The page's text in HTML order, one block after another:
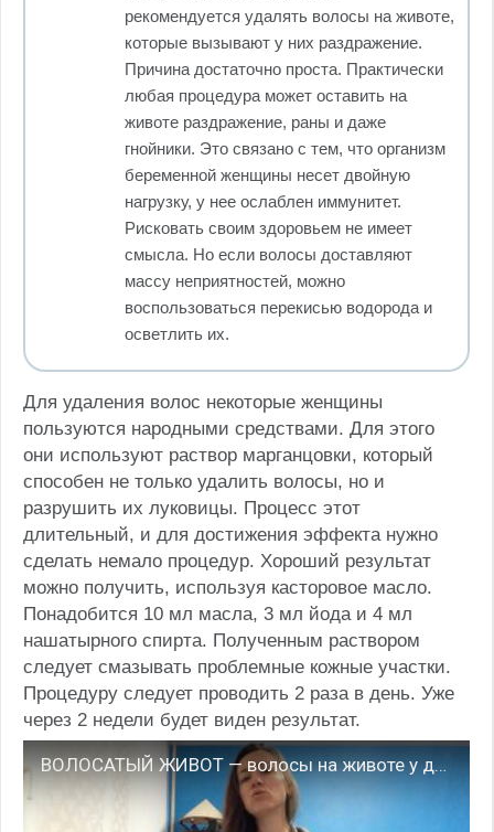
рекомендуется удалять волосы на животе,
которые вызывают у них раздражение.
Причина достаточно проста. Практически
любая процедура может оставить на
животе раздражение, раны и даже
гнойники. Это связано с тем, что организм
беременной женщины несет двойную
нагрузку, у нее ослаблен иммунитет.
Рисковать своим здоровьем не имеет
смысла. Но если волосы доставляют
массу неприятностей, можно
воспользоваться перекисью водорода и
осветлить их.
Для удаления волос некоторые женщины
пользуются народными средствами. Для этого
они используют раствор марганцовки, который
способен не только удалить волосы, но и
разрушить их луковицы. Процесс этот
длительный, и для достижения эффекта нужно
сделать немало процедур. Хороший результат
можно получить, используя касторовое масло.
Понадобится 10 мл масла, 3 мл йода и 4 мл
нашатырного спирта. Полученным раствором
следует смазывать проблемные кожные участки.
Процедуру следует проводить 2 раза в день. Уже
через 2 недели будет виден результат.
ВОЛОСАТЫЙ ЖИВОТ — волосы на животе у девушек | BeautyGuild